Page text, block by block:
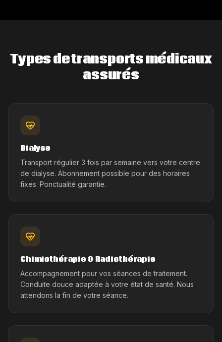
Types de transports médicaux
assurés
Dialyse
Transport régulier 3 fois par semaine vers votre centre
de dialyse. Abonnement possible pour des horaires
fixes. Ponctualité garantie.
Chimiothérapie & Radiothérapie
Accompagnement pour vos séances de traitement.
Conduite douce adaptée à votre état de santé. Nous
attendons la fin de votre séance.